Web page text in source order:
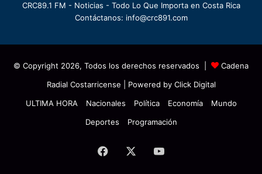
CRC89.1 FM - Noticias - Todo Lo Que Importa en Costa Rica
Contáctanos: info@crc891.com
© Copyright 2026, Todos los derechos reservados |
Cadena
Radial Costarricense | Powered by Click Digital
ULTIMA HORA
Nacionales Política Economía
Mundo
Deportes
Programación
Facebook YouTube